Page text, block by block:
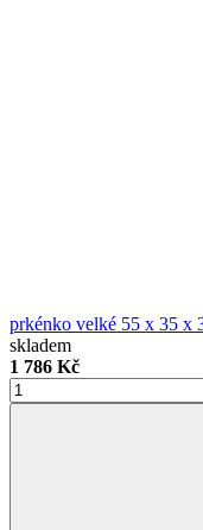
prkénko velké 55 x 35 x
skladem
1 786 Kč